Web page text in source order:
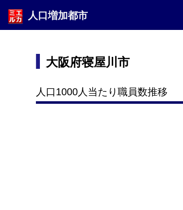
人口増加都市
大阪府寝屋川市
人口1000人当たり職員数推移